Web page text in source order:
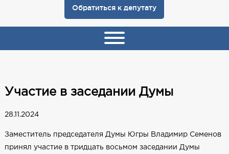
Обратиться к депутату
Участие в заседании Думы
28.11.2024
Заместитель председателя Думы Югры Владимир Семенов
принял участие в тридцать восьмом заседании Думы